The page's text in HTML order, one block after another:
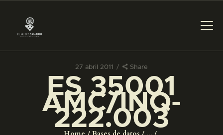
27 abril 2011 Share
ES 35001
AMC/INQ-
222.003
PREPARAR LA VISITA
ACTIVIDADES